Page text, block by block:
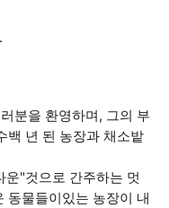
분을 환영하며, 그의 부
백 년 된 농장과 채소밭
"것으로 간주하는 멋
동물들이있는 농장이 내